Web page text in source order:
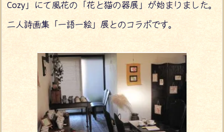
Cozy」にて風花の「花と猫の器展」が始まりました。
二人詩画集「一語一絵」展とのコラボです。